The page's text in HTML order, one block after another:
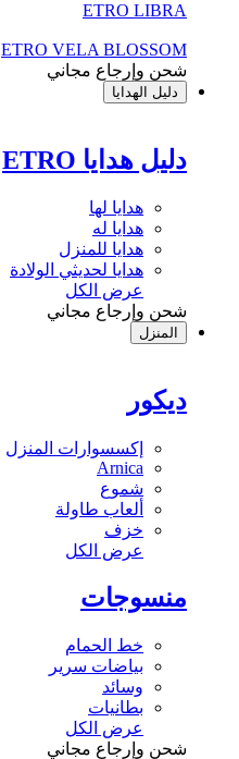
ETRO LIBRA
ETRO VELA BLOSSOM
شحن وإرجاع مجاني
دليل الهدايا
دليل هدايا ETRO
هدايا لها
هدايا له
هدايا للمنزل
هدايا لحديثي الولادة
عرض الكل
شحن وإرجاع مجاني
المنزل
ديكور
إكسسوارات المنزل
Arnica
شموع
ألعاب طاولة
خزف
عرض الكل
منسوجات
خط الحمام
بياضات سرير
وسائد
بطانيات
عرض الكل
شحن وإرجاع مجاني